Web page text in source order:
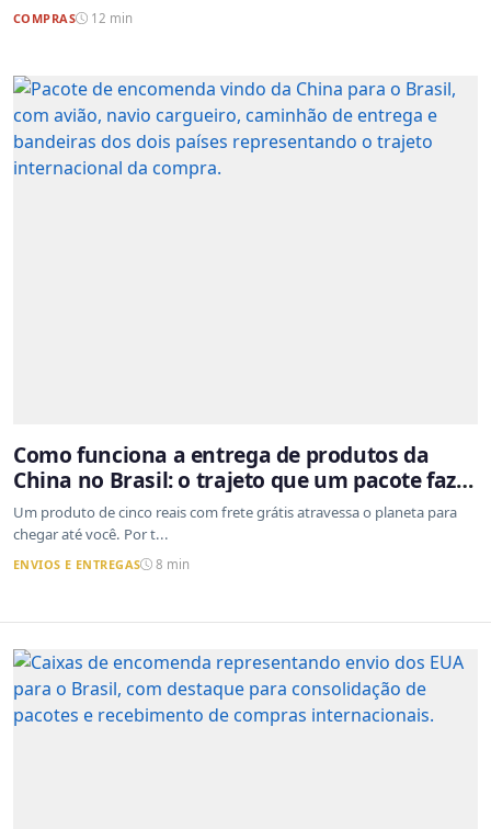
COMPRAS 12 min
Como funciona a entrega de produtos da
China no Brasil: o trajeto que um pacote faz
do outro lado do mundo até a sua casa
Um produto de cinco reais com frete grátis atravessa o planeta para
chegar até você. Por t...
ENVIOS E ENTREGAS 8 min